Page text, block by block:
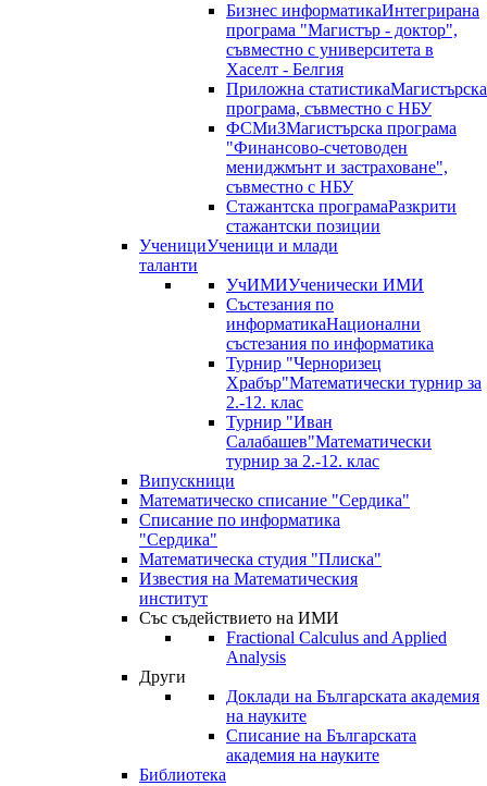
Бизнес информатикаИнтегрирана
програма "Магистър - доктор",
съвместно с университета в
Хаселт - Белгия
Приложна статистикаМагистърска
програма, съвместно с НБУ
ФСМиЗМагистърска програма
"Финансово-счетоводен
мениджмънт и застраховане",
съвместно с НБУ
Стажантска програмаРазкрити
стажантски позиции
УченициУченици и млади
таланти
УчИМИУченически ИМИ
Състезания по
информатикаНационални
състезания по информатика
Турнир "Черноризец
Храбър"Математически турнир за
2.-12. клас
Турнир "Иван
Салабашев"Математически
турнир за 2.-12. клас
Випускници
Математическо списание "Сердика"
Списание по информатика
"Сердика"
Математическа студия "Плиска"
Известия на Математическия
институт
Със съдействието на ИМИ
Fractional Calculus and Applied
Analysis
Други
Доклади на Българската академия
на науките
Списание на Българската
академия на науките
Библиотека